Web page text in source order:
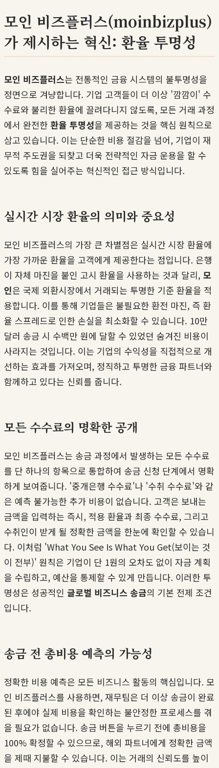
모인 비즈플러스(moinbizplus)
가 제시하는 혁신: 환율 투명성
모인 비즈플러스는 전통적인 금융 시스템의 불투명성을
정면으로 겨냥합니다. 기업 고객들이 더 이상 '깜깜이' 수
수료와 불리한 환율에 끌려다니지 않도록, 모든 거래 과정
에서 완전한 환율 투명성을 제공하는 것을 핵심 원칙으로
삼고 있습니다. 이는 단순한 비용 절감을 넘어, 기업이 재
무적 주도권을 되찾고 더욱 전략적인 자금 운용을 할 수
있도록 힘을 실어주는 혁신적인 접근 방식입니다.
실시간 시장 환율의 의미와 중요성
모인 비즈플러스의 가장 큰 차별점은 실시간 시장 환율에
가장 가까운 환율을 고객에게 제공한다는 점입니다. 은행
이 자체 마진을 붙인 고시 환율을 사용하는 것과 달리, 모
인은 국제 외환시장에서 거래되는 투명한 기준 환율을 적
용합니다. 이를 통해 기업들은 불필요한 환전 마진, 즉 환
율 스프레드로 인한 손실을 최소화할 수 있습니다. 10만
달러 송금 시 수백만 원에 달할 수 있었던 숨겨진 비용이
사라지는 것입니다. 이는 기업의 수익성을 직접적으로 개
선하는 효과를 가져오며, 정직하고 투명한 금융 파트너와
함께하고 있다는 신뢰를 줍니다.
모든 수수료의 명확한 공개
모인 비즈플러스는 송금 과정에서 발생하는 모든 수수료
를 단 하나의 항목으로 통합하여 송금 신청 단계에서 명확
하게 보여줍니다. '중개은행 수수료'나 '수취 수수료'와 같
은 예측 불가능한 추가 비용이 없습니다. 고객은 보내는
금액을 입력하는 즉시, 적용 환율과 최종 수수료, 그리고
수취인이 받게 될 정확한 금액을 한눈에 확인할 수 있습니
다. 이처럼 'What You See Is What You Get(보이는 것
이 전부)' 원칙은 기업이 단 1원의 오차도 없이 자금 계획
을 수립하고, 예산을 통제할 수 있게 만듭니다. 이러한 투
명성은 성공적인 글로벌 비즈니스 송금의 기본 전제 조건
입니다.
송금 전 총비용 예측의 가능성
정확한 비용 예측은 모든 비즈니스 활동의 핵심입니다. 모
인 비즈플러스를 사용하면, 재무팀은 더 이상 송금이 완료
된 후에야 실제 비용을 확인하는 불안정한 프로세스를 겪
을 필요가 없습니다. 송금 버튼을 누르기 전에 총비용을
100% 확정할 수 있으므로, 해외 파트너에게 정확한 금액
을 제때 지불할 수 있습니다. 이는 거래의 신뢰도를 높이